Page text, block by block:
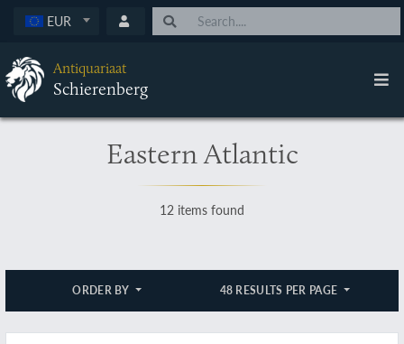
EUR
Antiquariaat
Schierenberg
Eastern Atlantic
12 items found
ORDER BY 48 RESULTS PER PAGE